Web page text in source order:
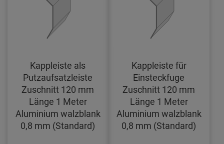
Kappleiste als
Putzaufsatzleiste
Zuschnitt 120 mm
Länge 1 Meter
Aluminium walzblank
0,8 mm (Standard)
Kappleiste für
Einsteckfuge
Zuschnitt 120 mm
Länge 1 Meter
Aluminium walzblank
0,8 mm (Standard)